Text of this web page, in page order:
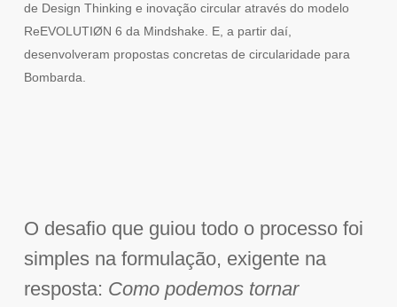
de Design Thinking e inovação circular através do modelo
ReEVOLUTIØN 6 da Mindshake. E, a partir daí,
desenvolveram propostas concretas de circularidade para
Bombarda.
O desafio que guiou todo o processo foi
simples na formulação, exigente na
resposta: Como podemos tornar